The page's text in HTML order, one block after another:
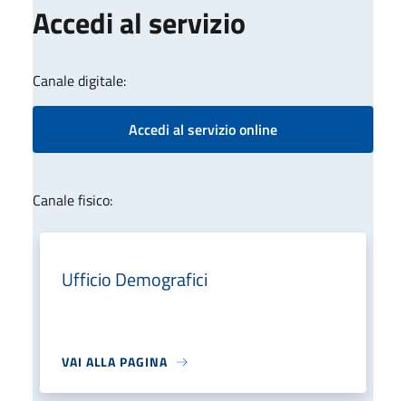
Accedi al servizio
Canale digitale:
Accedi al servizio online
Canale fisico:
Ufficio Demografici
VAI ALLA PAGINA